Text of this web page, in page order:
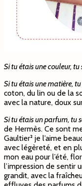
Si tu étais une couleur, tu
Si tu étais une matière,
coton, du lin ou de la
avec la nature, doux
Si tu étais un parfum, tu
de Hermès. Ce sont
Gaultier² je l’aime
avec légèreté, et en
mon eau pour l’été,
l’impression de sentir
grandit, avec la